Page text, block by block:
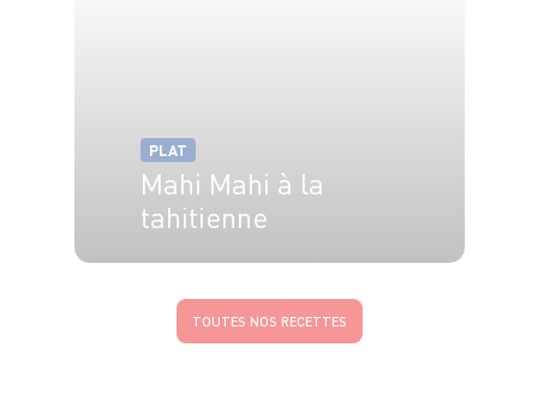
PLAT
Mahi Mahi à la
tahitienne
TOUTES NOS RECETTES